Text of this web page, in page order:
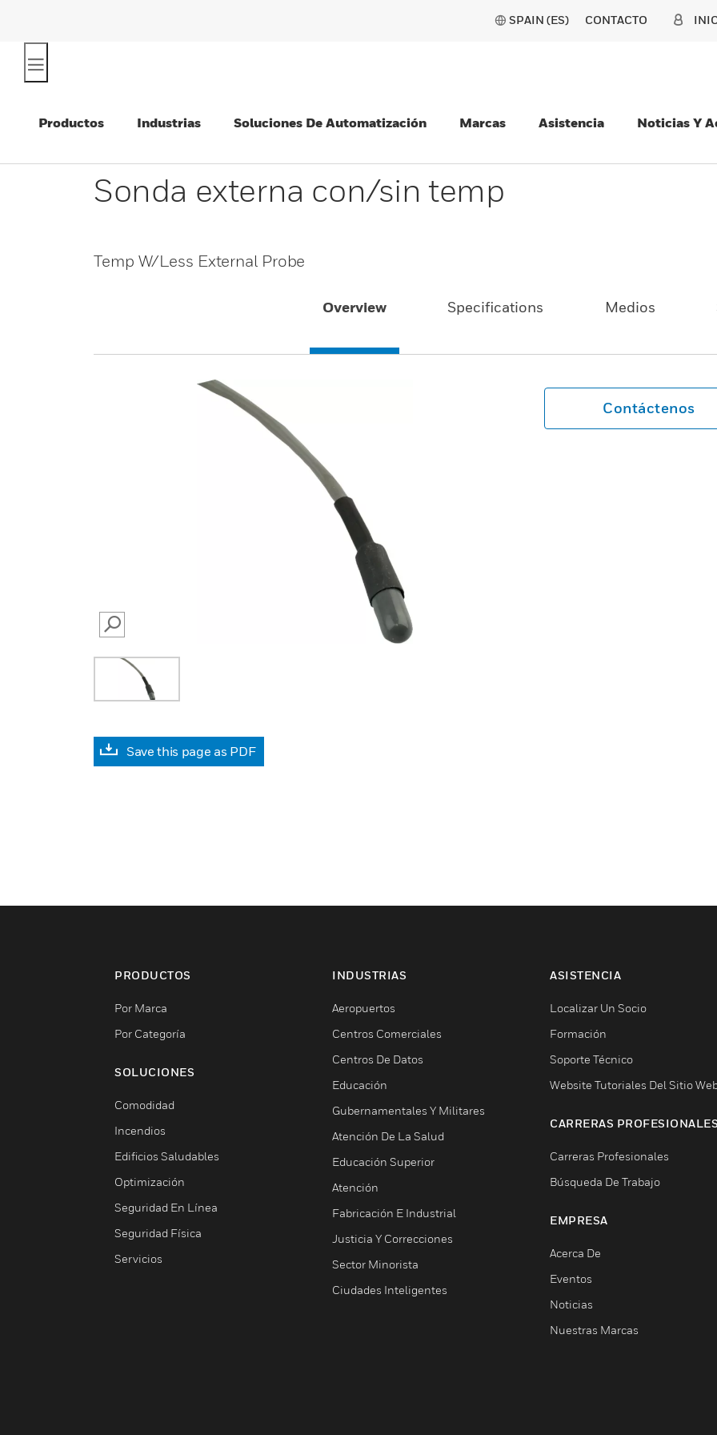
SPAIN (ES) CONTACTO
Productos Industrias Soluciones De Automatización Marcas Asistencia Noticias Y
Sonda externa con/sin temp
Temp W/Less External Probe
Overview Specifications Medios
SEARCH
Save this page as PDF
Contáctenos
PRODUCTOS
Por Marca
Por Categoría
SOLUCIONES
Comodidad
Incendios
Edificios Saludables
Optimización
Seguridad En Línea
Seguridad Física
Servicios
INDUSTRIAS
Aeropuertos
Centros Comerciales
Centros De Datos
Educación
Gubernamentales Y Militares
Atención De La Salud
Educación Superior
Atención
Fabricación E Industrial
Justicia Y Correcciones
Sector Minorista
Ciudades Inteligentes
ASISTENCIA
Localizar Un Socio
Formación
Soporte Técnico
Website Tutoriales Del Sitio
CARRERAS PROFESIONALES
Carreras Profesionales
Búsqueda De Trabajo
EMPRESA
Acerca De
Eventos
Noticias
Nuestras Marcas